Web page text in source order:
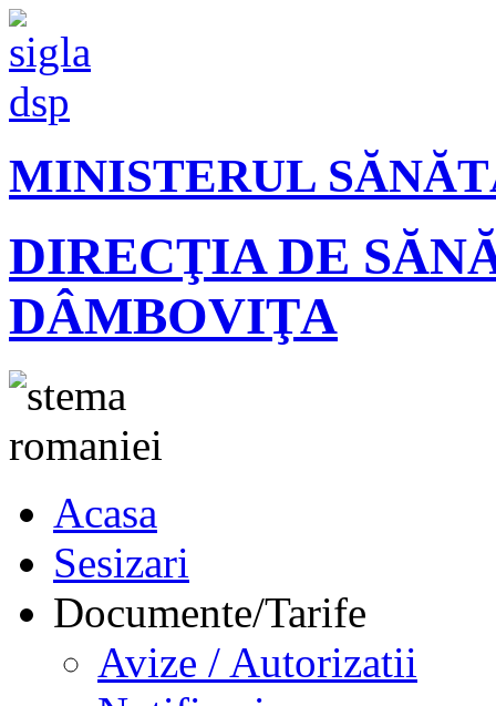
MINISTERUL
DIRECŢIA DE
DÂMBOVIŢA
Acasa
Sesizari
Documente/Tarife
Avize / Autorizatii